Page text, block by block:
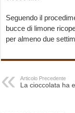
Seguendo il
bucce di limone
per almeno due
Articolo Precedente
La cioccolata ha